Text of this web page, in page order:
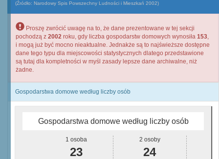
(Źródło: Narodowy Spis Powszechny Ludności i Mieszkań 2002)
Proszę zwrócić uwagę na to, że dane prezentowane w tej sekcji
pochodzą z 2002 roku, gdy liczba gospodarstw domowych wynosiła 153,
i mogą już być mocno nieaktualne. Jednakże są to najświeższe dostępne
dane tego typu dla miejscowości statystycznych dlatego przedstawione
są tutaj dla kompletności w myśl zasady lepsze dane archiwalne, niż
żadne.
Gospodarstwa domowe według liczby osób
Gospodarstwa domowe według liczby osób
1 osoba
23
2 osoby
24